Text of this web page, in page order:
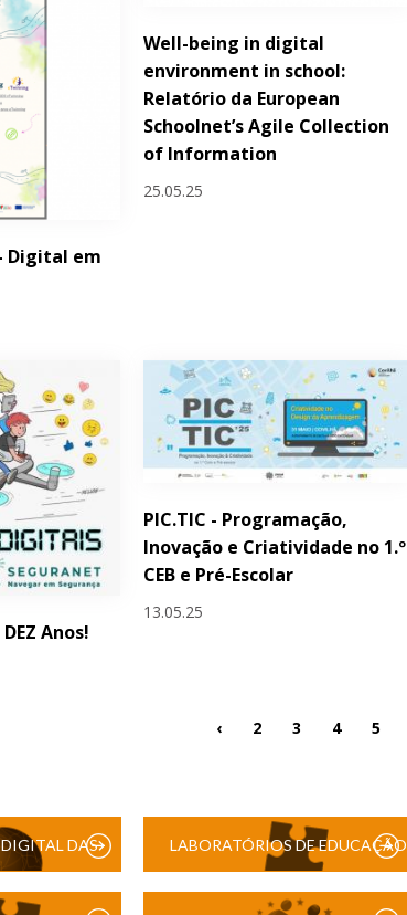
Digital em
Well-being in digital
environment in school:
Relatório da European
Schoolnet’s Agile Collection
of Information
25.05.25
Anos!
PIC.TIC - Programação,
Inovação e Criatividade no 1.º
CEB e Pré-Escolar
13.05.25
‹ 2 3 4 5
DAS LABORATÓRIOS DE EDUCAÇÃO